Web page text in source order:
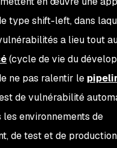
type shift-left, dans
a lieu tout
(cycle de vie du
ne pas ralentir le
de vulnérabilité
environnements de
de test et de